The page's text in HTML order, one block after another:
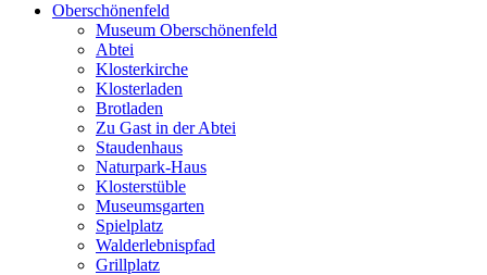
Oberschönenfeld
Museum Oberschönenfeld
Abtei
Klosterkirche
Klosterladen
Brotladen
Zu Gast in der Abtei
Staudenhaus
Naturpark-Haus
Klosterstüble
Museumsgarten
Spielplatz
Walderlebnispfad
Grillplatz